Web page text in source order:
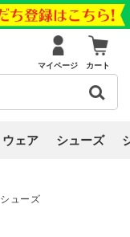
マイページ カート
ウェア シューズ
シューズ